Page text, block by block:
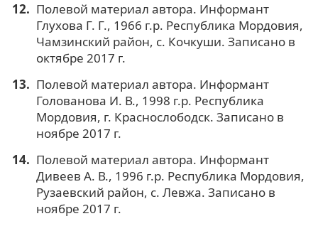
Полевой материал автора. Информант
Глухова Г. Г., 1966 г.р. Республика Мордовия,
Чамзинский район, с. Кочкуши. Записано в
октябре 2017 г.
Полевой материал автора. Информант
Голованова И. В., 1998 г.р. Республика
Мордовия, г. Краснослободск. Записано в
ноябре 2017 г.
Полевой материал автора. Информант
Дивеев А. В., 1996 г.р. Республика Мордовия,
Рузаевский район, с. Левжа. Записано в
ноябре 2017 г.